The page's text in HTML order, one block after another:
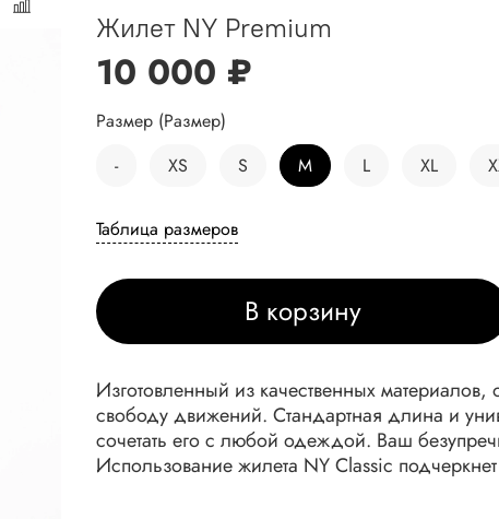
Жилет NY Premium
10 000 ₽
Таблица размеров
В корзину
Размер (Размер)
-
XS S M L XL
Изготовленный из качественных материалов,
свободу движений. Стандартная длина и
сочетать его с любой одеждой. Ваш
Использование жилета NY Classic